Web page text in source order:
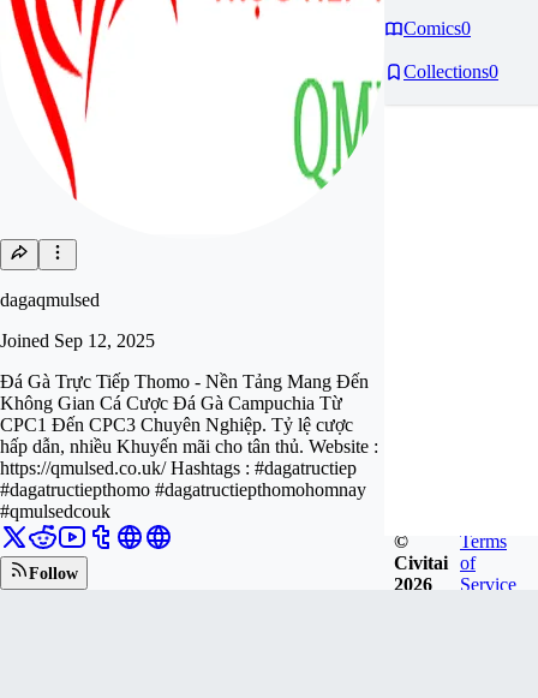
dagaqmulsed
Joined Sep 12, 2025
Đá Gà Trực Tiếp Thomo - Nền Tảng Mang Đến
Không Gian Cá Cược Đá Gà Campuchia Từ
CPC1 Đến CPC3 Chuyên Nghiệp. Tỷ lệ cược
hấp dẫn, nhiều Khuyến mãi cho tân thủ. Website :
https://qmulsed.co.uk/ Hashtags : #dagatructiep
#dagatructiepthomo #dagatructiepthomohomnay
#qmulsedcouk
Follow
Comics0
Collections0
©
Civitai
2026
Terms
of
Service